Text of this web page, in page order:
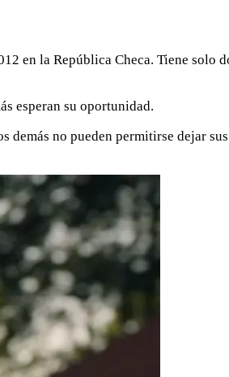
en la República Checa. Tiene solo
esperan su oportunidad.
demás no pueden permitirse dejar